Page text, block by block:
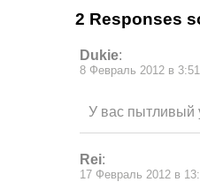
2 Responses
Dukie:
8 Февраль 2012 в 3:51
У вас пытливый
Rei:
17 Февраль 2012 в